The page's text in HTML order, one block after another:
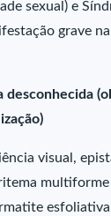
sexual) e
grave
desconhecida
visual,